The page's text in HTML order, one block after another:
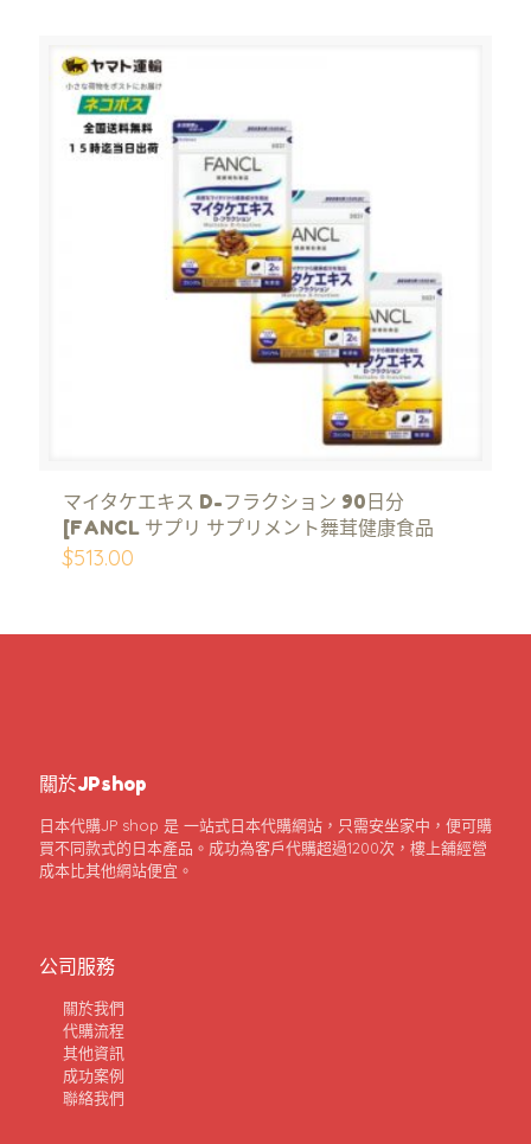
マイタケエキス D-フラクション 90日分
[FANCL サプリ サプリメント舞茸健康食品
$513.00
關於JPshop
日本代購JP shop 是 一站式日本代購網站，只需安坐家中，便可購
買不同款式的日本產品。成功為客戶代購超過1200次，樓上舖經營
成本比其他網站便宜。
公司服務
關於我們
代購流程
其他資訊
成功案例
聯絡我們